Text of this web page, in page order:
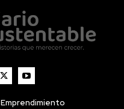
Emprendimiento